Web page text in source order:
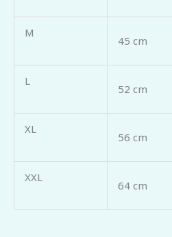
M
45 cm
L
52 cm
XL
56 cm
XXL
64 cm